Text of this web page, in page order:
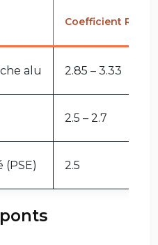
Coefficient R
alu 2.85 – 3.33
2.5 – 2.7
(PSE) 2.5